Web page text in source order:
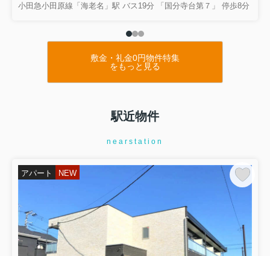
小田急小田原線「海老名」駅 バス19分 「国分寺台第７」 停歩8分
敷金・礼金0円物件特集
をもっと見る
駅近物件
nearstation
アパート NEW